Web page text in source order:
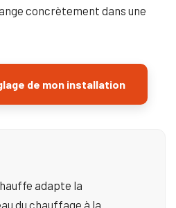
concrètement dans une
de mon installation
adapte la
du chauffage à la